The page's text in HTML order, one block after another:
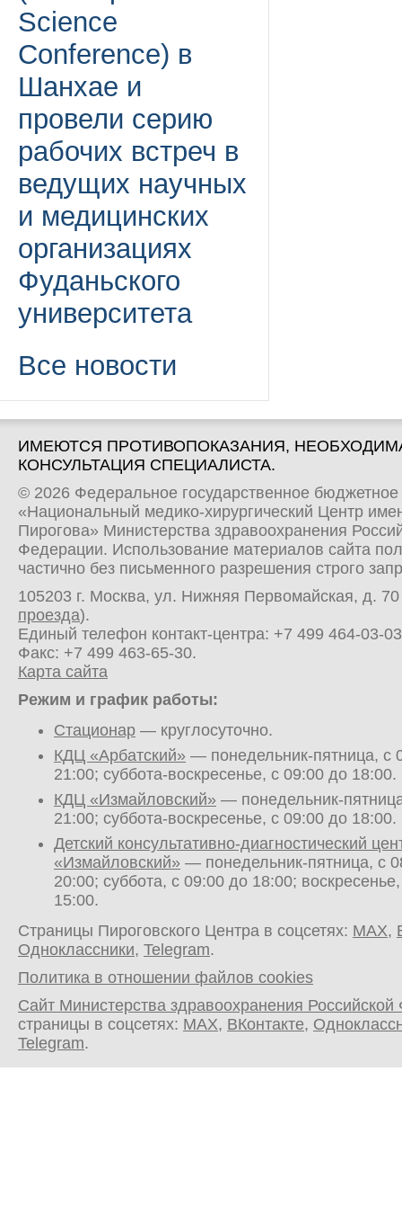
Science
Conference) в
Шанхае и
провели серию
рабочих встреч в
ведущих научных
и медицинских
организациях
Фуданьского
университета
Все новости
ИМЕЮТСЯ ПРОТИВОПОКАЗАНИЯ,
КОНСУЛЬТАЦИЯ СПЕЦИАЛИСТА.
© 2026 Федеральное государственное
«Национальный медико-хирургический Центр
Пирогова» Министерства здравоохранения
Федерации. Использование материалов сайта
частично без письменного разрешения строго
105203 г. Москва, ул. Нижняя Первомайская, д.
проезда).
Единый телефон контакт-центра: +7 499 464-03-03
Факс: +7 499 463-65-30.
Карта сайта
Режим и график работы:
Стационар — круглосуточно.
КДЦ «Арбатский» — понедельник-пятница, с
21:00; суббота-воскресенье, с 09:00 до 18:00.
КДЦ «Измайловский» — понедельник-
21:00; суббота-воскресенье, с 09:00 до 18:00.
Детский консультативно-диагностический
«Измайловский» — понедельник-пятница, с
20:00; суббота, с 09:00 до 18:00;
15:00.
Страницы Пироговского Центра в соцсетях: MAX,
Одноклассники, Telegram.
Политика в отношении файлов cookies
Сайт Министерства здравоохранения
страницы в соцсетях: MAX, ВКонтакте,
Telegram.